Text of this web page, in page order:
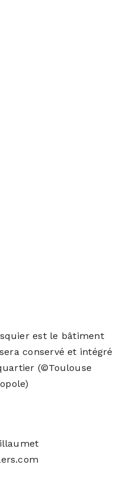
est le bâtiment
conservé et intégré
(©Toulouse